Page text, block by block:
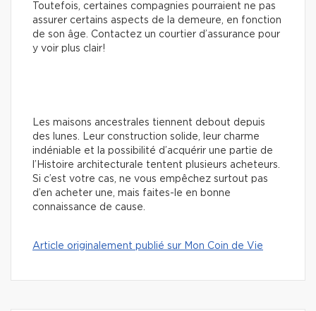
Toutefois, certaines compagnies pourraient ne pas
assurer certains aspects de la demeure, en fonction
de son âge. Contactez un courtier d’assurance pour
y voir plus clair!
Les maisons ancestrales tiennent debout depuis
des lunes. Leur construction solide, leur charme
indéniable et la possibilité d’acquérir une partie de
l’Histoire architecturale tentent plusieurs acheteurs.
Si c’est votre cas, ne vous empêchez surtout pas
d’en acheter une, mais faites-le en bonne
connaissance de cause.
Article originalement publié sur Mon Coin de Vie